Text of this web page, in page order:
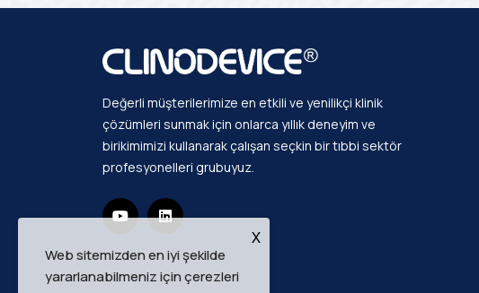
Değerli müşterilerimize en etkili ve yenilikçi klinik
çözümleri sunmak için onlarca yıllık deneyim ve
birikimimizi kullanarak çalışan seçkin bir tıbbi sektör
profesyonelleri grubuyuz.
Web sitemizden en iyi şekilde
yararlanabilmeniz için çerezleri
X